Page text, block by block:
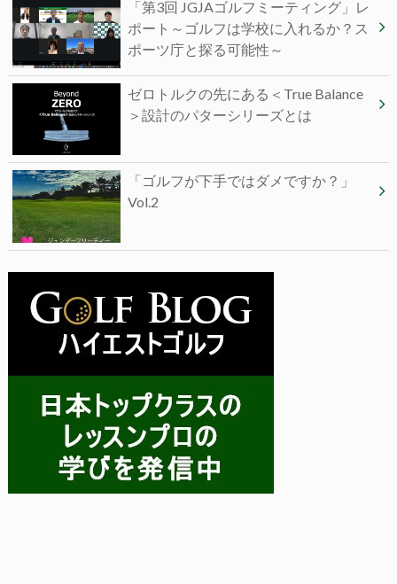
「第3回 JGJAゴルフミーティング」レ
ポート～ゴルフは学校に入れるか？ス
ポーツ庁と探る可能性～
ゼロトルクの先にある＜True Balance
＞設計のパターシリーズとは
「ゴルフが下手ではダメですか？」
Vol.2